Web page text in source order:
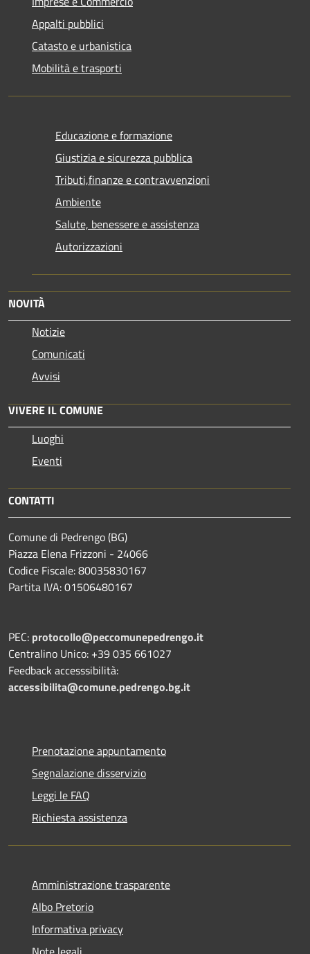
Appalti pubblici
Catasto e urbanistica
Mobilità e trasporti
Educazione e formazione
Giustizia e sicurezza pubblica
Tributi,finanze e contravvenzioni
Ambiente
Salute, benessere e assistenza
Autorizzazioni
NOVITÀ
Notizie
Comunicati
Avvisi
VIVERE IL COMUNE
Luoghi
Eventi
CONTATTI
Comune di Pedrengo (BG)
Piazza Elena Frizzoni - 24066
Codice Fiscale: 80035830167
Partita IVA: 01506480167
PEC: protocollo@peccomunepedrengo.it
Centralino Unico: +39 035 661027
Feedback accesssibilità:
accessibilita@comune.pedrengo.bg.it
Prenotazione appuntamento
Segnalazione disservizio
Leggi le FAQ
Richiesta assistenza
Amministrazione trasparente
Albo Pretorio
Informativa privacy